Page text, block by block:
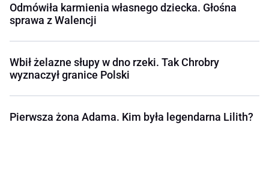
Odmówiła karmienia własnego dziecka. Głośna
sprawa z Walencji
Wbił żelazne słupy w dno rzeki. Tak Chrobry
wyznaczył granice Polski
Pierwsza żona Adama. Kim była legendarna Lilith?